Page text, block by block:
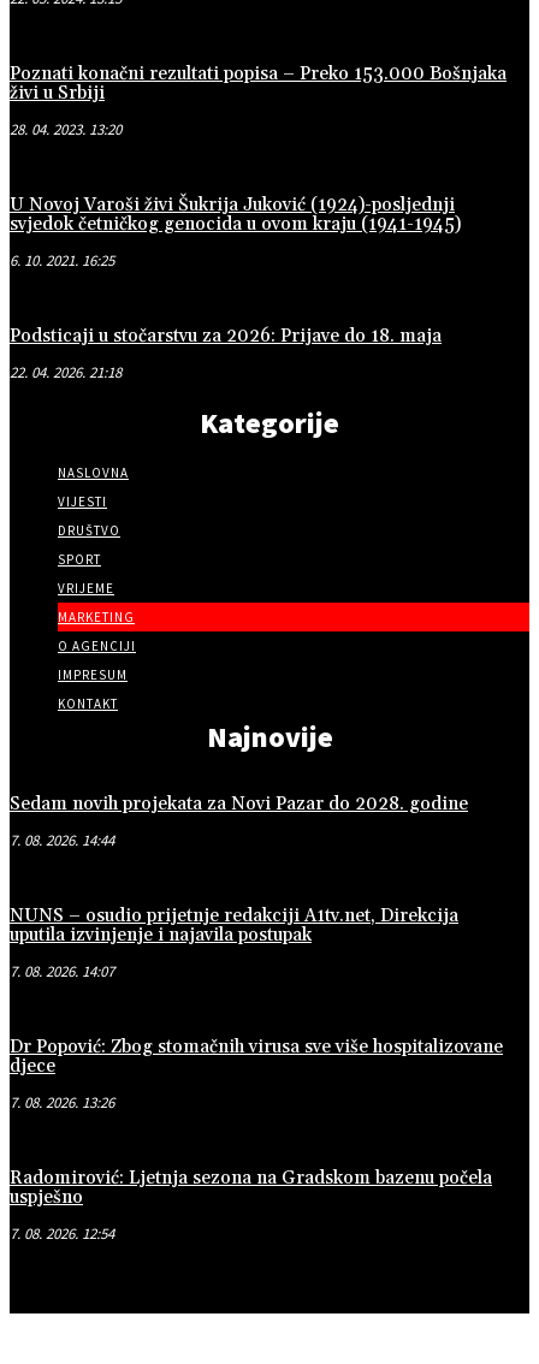
Poznati konačni rezultati popisa – Preko 153.000 Bošnjaka
živi u Srbiji
28. 04. 2023. 13:20
U Novoj Varoši živi Šukrija Juković (1924)-posljednji
svjedok četničkog genocida u ovom kraju (1941-1945)
6. 10. 2021. 16:25
Podsticaji u stočarstvu za 2026: Prijave do 18. maja
22. 04. 2026. 21:18
Kategorije
NASLOVNA
VIJESTI
DRUŠTVO
SPORT
VRIJEME
MARKETING
O AGENCIJI
IMPRESUM
KONTAKT
Najnovije
Sedam novih projekata za Novi Pazar do 2028. godine
7. 08. 2026. 14:44
NUNS – osudio prijetnje redakciji A1tv.net, Direkcija
uputila izvinjenje i najavila postupak
7. 08. 2026. 14:07
Dr Popović: Zbog stomačnih virusa sve više hospitalizovane
djece
7. 08. 2026. 13:26
Radomirović: Ljetnja sezona na Gradskom bazenu počela
uspješno
7. 08. 2026. 12:54